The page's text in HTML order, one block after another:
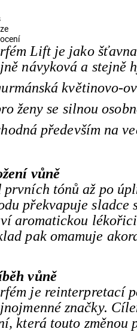
Lift je jako
návyková a stejně
květinovo-
ženy se silnou
především na
vůně
prvních tónů až po
překvapuje sladce
aromatickou
pak omamuje
vůně
je reinterpretací
značky.
která touto změnou